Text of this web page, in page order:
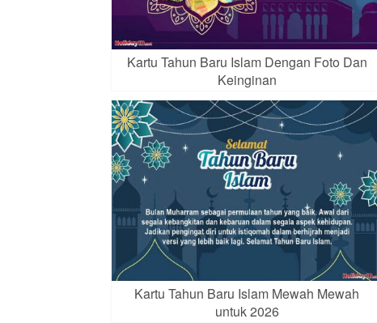
Kartu Tahun Baru Islam Dengan Foto Dan
Keinginan
Kartu Tahun Baru Islam Mewah Mewah
untuk 2026